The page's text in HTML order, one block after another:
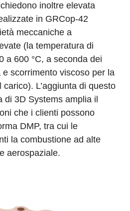
inoltre elevata
in GRCop-42
meccaniche a
(la temperatura di
a 600 °C, a seconda dei
scorrimento viscoso per la
L’aggiunta di questo
di 3D Systems amplia il
che i clienti possono
DMP, tra cui le
la combustione ad alte
aerospaziale.